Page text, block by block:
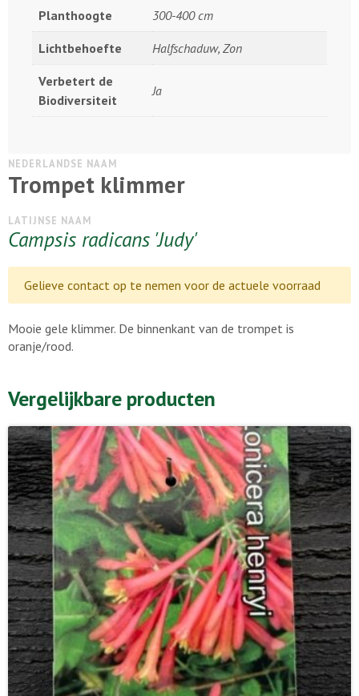
Planthoogte 300-400 cm
Lichtbehoefte Halfschaduw, Zon
Verbetert de
Biodiversiteit
Ja
NEDERLANDSE NAAM
Trompet klimmer
LATIJNSE NAAM
Campsis radicans 'Judy'
Gelieve contact op te nemen voor de actuele voorraad
Mooie gele klimmer. De binnenkant van de trompet is
oranje/rood.
Vergelijkbare producten